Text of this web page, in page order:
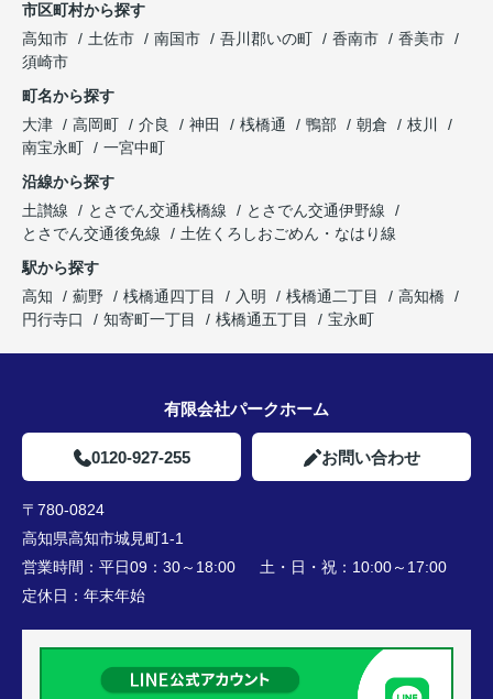
市区町村から探す
高知市
土佐市 南国市 吾川郡いの町 香南市
香美市
須崎市
町名から探す
大津
高岡町 介良 神田 桟橋通 鴨部 朝倉
枝川
南宝永町
一宮中町
沿線から探す
土讃線
とさでん交通桟橋線
とさでん交通伊野線
とさでん交通後免線
土佐くろしおごめん・なはり線
駅から探す
高知
薊野 桟橋通四丁目 入明 桟橋通二丁目
高知橋
円行寺口
知寄町一丁目 桟橋通五丁目 宝永町
有限会社パークホーム
0120-927-255 お問い合わせ
〒780-0824
高知県高知市城見町1-1
営業時間： 平日09：30～18:00 土・日・祝：10:00～17:00
定休日： 年末年始